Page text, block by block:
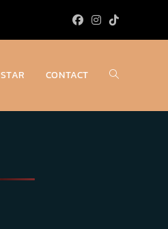
STAR CONTACT Toggle